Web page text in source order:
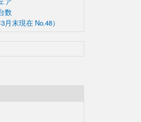
数
月末現在No.48）